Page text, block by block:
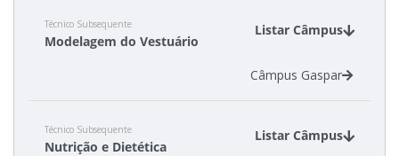
Técnico Subsequente
Modelagem do Vestuário
Listar Câmpus
Câmpus Gaspar
Técnico Subsequente
Nutrição e Dietética
Listar Câmpus